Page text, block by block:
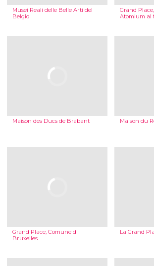
Musei Reali delle Belle Arti del
Belgio
Grand
Atomium al
Maison des Ducs de Brabant Maison du
Grand Place, Comune di
Bruxelles
La Grand